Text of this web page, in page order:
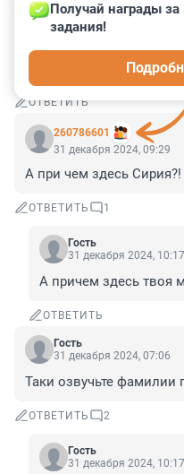
Гость
31 декабря 2024, 10:16
хорошие новости! это
тырит по банкам.
ОТВЕТИТЬ
260786601
Получай награды
задания!
31 декабря 2024, 09:29
А при чем здесь Сирия?!
ОТВЕТИТЬ 1
Гость
31 декабря 2024, 10:17
А причем здесь твоя
ОТВЕТИТЬ
Гость
31 декабря 2024, 07:06
Таки озвучьте фамилии
ОТВЕТИТЬ 2
Гость
31 декабря 2024, 10:17